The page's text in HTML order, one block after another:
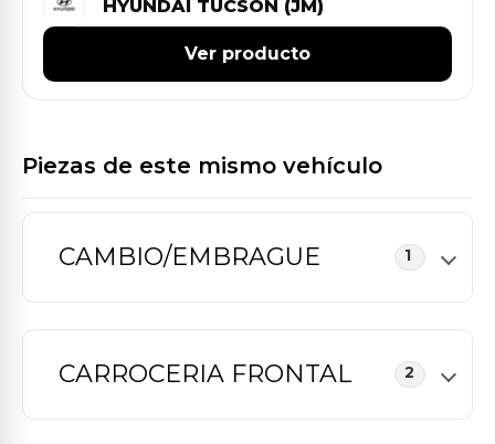
HYUNDAI TUCSON (JM)
Ver producto
Piezas de este mismo vehículo
CAMBIO/EMBRAGUE 1
CARROCERIA FRONTAL 2